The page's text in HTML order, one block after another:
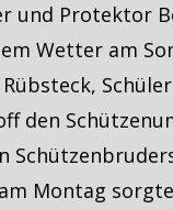
und Protektor
Wetter am
den
Montag